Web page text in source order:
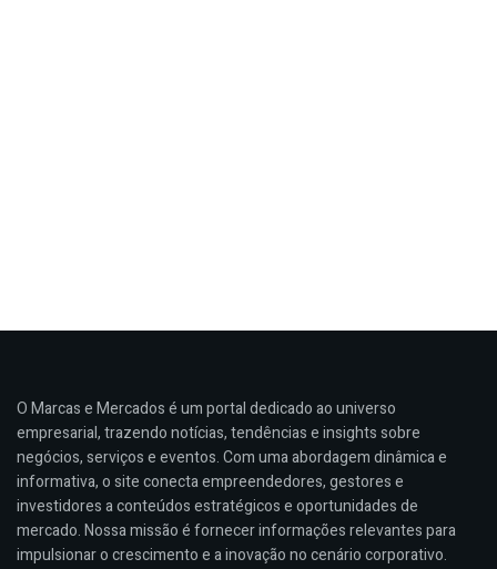
O Marcas e Mercados é um portal dedicado ao universo
empresarial, trazendo notícias, tendências e insights sobre
negócios, serviços e eventos. Com uma abordagem dinâmica e
informativa, o site conecta empreendedores, gestores e
investidores a conteúdos estratégicos e oportunidades de
mercado. Nossa missão é fornecer informações relevantes para
impulsionar o crescimento e a inovação no cenário corporativo.